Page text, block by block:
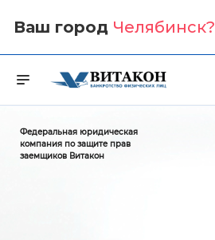
Ваш город Челябинск?
Федеральная юридическая
компания по защите прав
заемщиков Витакон